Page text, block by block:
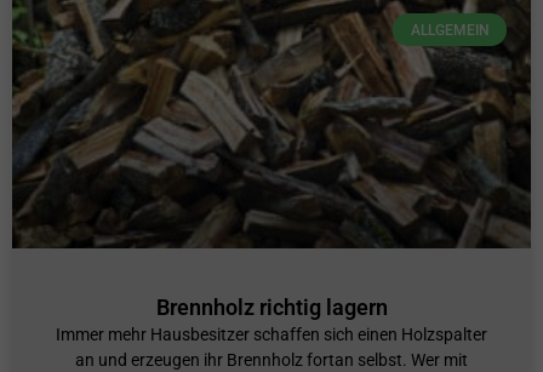
ALLGEMEIN
Brennholz richtig lagern
Immer mehr Hausbesitzer schaffen sich einen Holzspalter
an und erzeugen ihr Brennholz fortan selbst. Wer mit